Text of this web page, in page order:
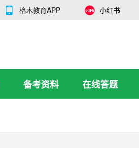
格木教育APP 小红书
备考资料 在线答题